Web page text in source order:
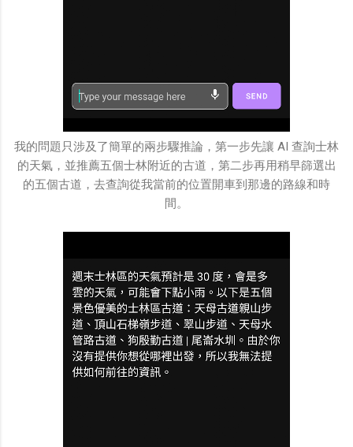
我的問題只涉及了簡單的兩步驟推論，第一步先讓 AI 查詢士林
的天氣，並推薦五個士林附近的古道，第二步再用稍早篩選出
的五個古道，去查詢從我當前的位置開車到那邊的路線和時
間。